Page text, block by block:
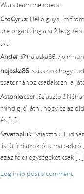
Wars team members.
CroCyrus: Hello guys, im
are organizing a sc2 league
[...]
Ander: @hajaska86: /join
hajaska86: sziasztok hogy
csatornához csatlakozni a
Astonkacser: Sziasztok!
mindig jó látni, hogy ez az
és [...]
Szvatopluk: Sziasztok!
listát írni azokról a map-
azaz földi egységeket csak [...]
Log in to post a comment.